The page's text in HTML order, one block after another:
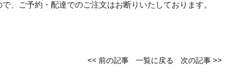
、ご予約・配達でのご注文はお断りいたしております。
<< 前の記事 一覧に戻る 次の記事 >>